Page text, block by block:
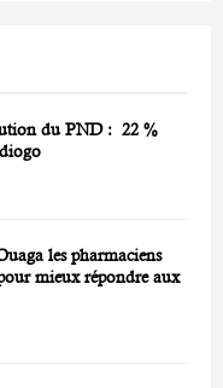
du PND : 22 %
les pharmaciens
mieux répondre aux